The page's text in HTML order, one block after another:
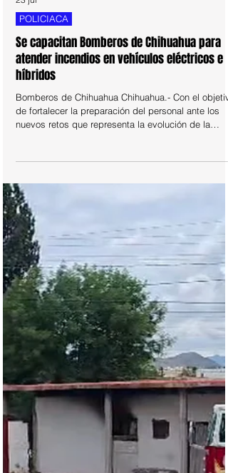
23 jul
POLICIACA
híbridos
Bomberos de Chihuahua Chihuahua.- Con el objetivo
de fortalecer la preparación del personal ante los
nuevos retos que representa la evolución de la
tecnología automotriz, elementos del H. Cuerpo de
Bomberos y Rescate de Chihuahua participaron en
una capacitación impartida por personal de la
Coordinación Estatal de Protección Civil, enfocada
en la atención de siniestros donde se ven
involucrados vehículos eléctricos e híbridos.